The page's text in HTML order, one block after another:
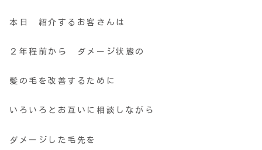
本日 紹介するお客さんは
２年程前から ダメージ状態の
髪の毛を改善するために
いろいろとお互いに相談しながら
ダメージした毛先を